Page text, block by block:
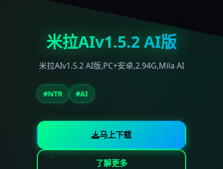
米拉AIv1.5.2 AI版
米拉AIv1.5.2 AI版,PC+安卓,2.94G,Mila AI
#NTR #AI
马上下载
了解更多